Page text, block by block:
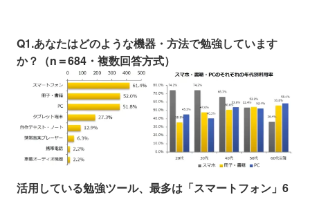
Q1.あなたはどのような機器・方法で勉強しています
か？（n＝684・複数回答方式）
活用している勉強ツール、最多は「スマートフォン」6